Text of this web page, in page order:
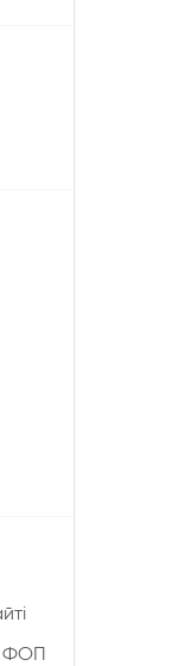
ФОП